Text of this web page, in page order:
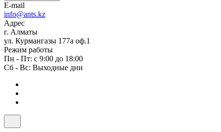
E-mail
info@ants.kz
Адрес
г. Алматы
ул. Курмангазы 177а оф.1
Режим работы
Пн - Пт: с 9:00 до 18:00
Сб - Вс: Выходные дни